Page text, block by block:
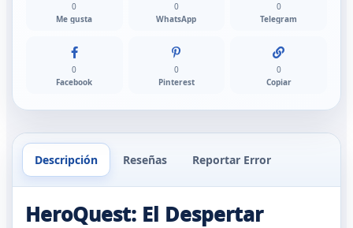
0
Me gusta
0
WhatsApp
0
Telegram
0
Facebook
0
Pinterest
0
Copiar
Descripción Reseñas Reportar Error
HeroQuest: El Despertar